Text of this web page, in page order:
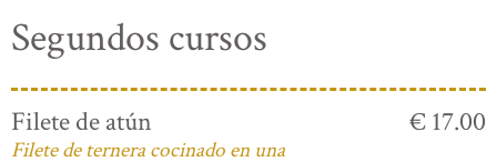
Segundos cursos
Filete de atún
Filete de ternera cocinado en una
€ 17.00